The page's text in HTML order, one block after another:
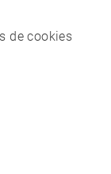
de cookies